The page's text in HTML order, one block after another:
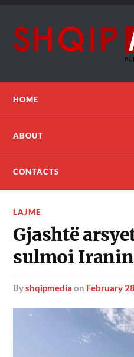
HOME
ABOUT
CONTACTS
LAJME
Gjashtë
sulmoi
byshqipmedia on February